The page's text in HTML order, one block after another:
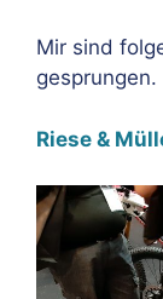
Mir sind
gesprungen.
Riese &